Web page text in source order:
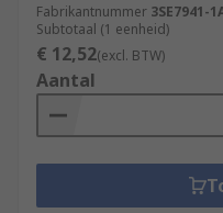
Fabrikantnummer 3SE7941-
Subtotaal (1 eenheid)
€ 12,52(excl. BTW)
Aantal